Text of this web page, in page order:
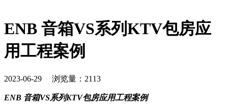
ENB 音箱VS系列KTV包房应
用工程案例
2023-06-29 浏览量：2113
ENB 音箱VS系列KTV包房应用工程案例